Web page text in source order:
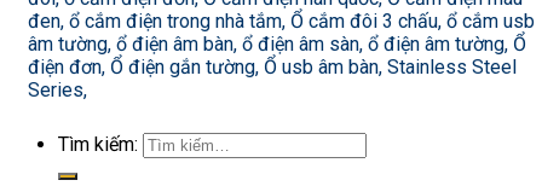
đen, ổ cắm điện trong nhà tắm, Ổ cắm đôi 3 chấu, ổ cắm usb
âm tường, ổ điện âm bàn, ổ điện âm sàn, ổ điện âm tường, Ổ
điện đơn, Ổ điện gắn tường, Ổ usb âm bàn, Stainless Steel
Series,
Tìm kiếm: